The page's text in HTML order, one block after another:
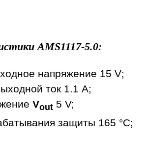
AMS1117-5.0:
напряжение 15 V;
ток 1.1 A;
Vout 5 V;
защиты 165 °С;